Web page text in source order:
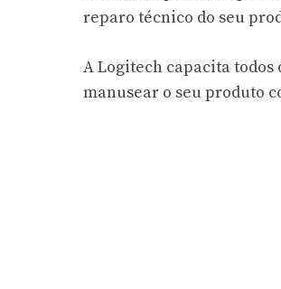
reparo técnico do seu
A Logitech capacita
manusear o seu produto